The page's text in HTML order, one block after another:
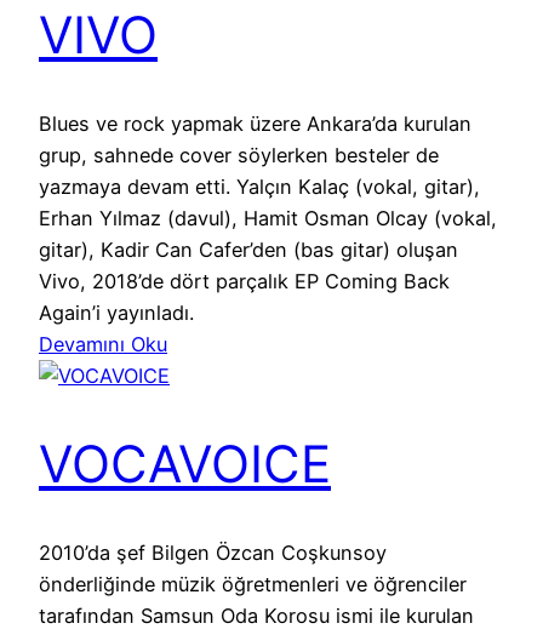
VIVO
Blues ve rock yapmak üzere Ankara’da kurulan
grup, sahnede cover söylerken besteler de
yazmaya devam etti. Yalçın Kalaç (vokal, gitar),
Erhan Yılmaz (davul), Hamit Osman Olcay (vokal,
gitar), Kadir Can Cafer’den (bas gitar) oluşan
Vivo, 2018’de dört parçalık EP Coming Back
Again’i yayınladı.
Devamını Oku
VOCAVOICE
2010’da şef Bilgen Özcan Coşkunsoy
önderliğinde müzik öğretmenleri ve öğrenciler
tarafından Samsun Oda Korosu ismi ile kurulan